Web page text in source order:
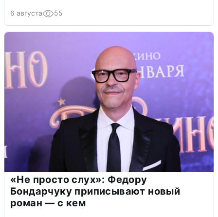
6 августа 55
«Не просто слух»: Федору
Бондарчуку приписывают новый
роман — с кем